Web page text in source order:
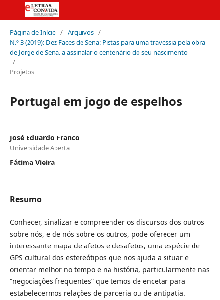
Página de Início / Arquivos /
N.º 3 (2019): Dez Faces de Sena: Pistas para uma travessia pela obra
de Jorge de Sena, a assinalar o centenário do seu nascimento
/
Projetos
Portugal em jogo de espelhos
José Eduardo Franco
Universidade Aberta
Fátima Vieira
Resumo
Conhecer, sinalizar e compreender os discursos dos outros
sobre nós, e de nós sobre os outros, pode oferecer um
interessante mapa de afetos e desafetos, uma espécie de
GPS cultural dos estereótipos que nos ajuda a situar e
orientar melhor no tempo e na história, particularmente nas
“negociações frequentes” que temos de encetar para
estabelecermos relações de parceria ou de antipatia.